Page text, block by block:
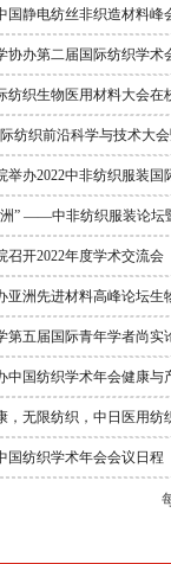
国静电纺丝非织造材料峰
协办第二届国际纺织学术
纺织生物医用材料大会在
际纺织前沿科学与技术大
举办2022中非纺织服装
”​ ——中非纺织服装论坛
召开2022年度学术交流会
亚洲先进材料高峰论坛生
第五届国际青年学者尚
中国纺织学术年会健康与
，无限纺织，中日医用
国纺织学术年会会议日程